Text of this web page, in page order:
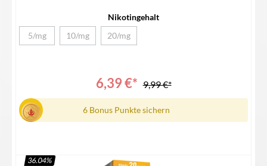
Bedienungsanleitung
Nikotingehalt
5/mg
(Diese Option ist zurzeit nicht verfügbar.)
10/mg(Diese Option ist zurzeit nicht verfügbar.)
20/mg(Diese Option ist zurzeit nicht verfügbar.)
6,39 €* 9,99 €*
6 Bonus Punkte sichern
36.04%